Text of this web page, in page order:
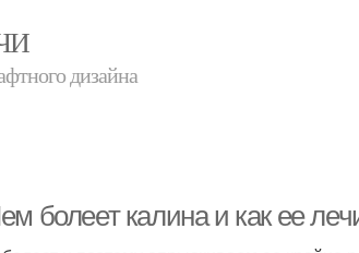
дизайна
болеет калина и как ее